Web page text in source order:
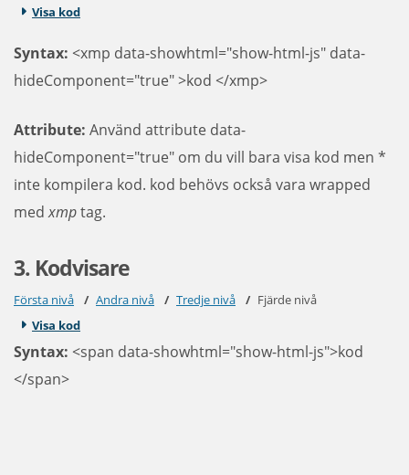
Visa kod
Syntax: <xmp data-showhtml="show-html-js" data-
hideComponent="true" >kod </xmp>
Attribute: Använd attribute data-
hideComponent="true" om du vill bara visa kod men *
inte kompilera kod. kod behövs också vara wrapped
medxmptag.
3. Kodvisare
Första nivå Andra nivå Tredje nivå
Fjärde nivå
Visa kod
Syntax: <span data-showhtml="show-html-js">kod
</span>